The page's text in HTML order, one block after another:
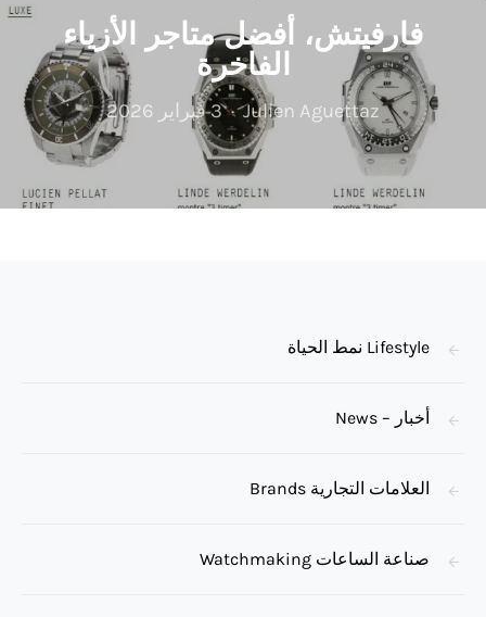
فارفيتش، أفضل متاجر الأزياء
الفاخرة
Julien Aguettaz 3 فبراير 2026
Lifestyle نمط الحياة
أخبار – News
العلامات التجارية Brands
صناعة الساعات Watchmaking